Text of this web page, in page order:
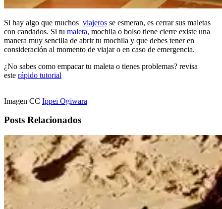
Si hay algo que muchos viajeros se esmeran, es cerrar sus maletas
con candados. Si tu maleta, mochila o bolso tiene cierre existe una
manera muy sencilla de abrir tu mochila y que debes tener en
consideración al momento de viajar o en caso de emergencia.
¿No sabes como empacar tu maleta o tienes problemas? revisa
este rápido tutorial
Imagen CC Ippei Ogiwara
Posts Relacionados